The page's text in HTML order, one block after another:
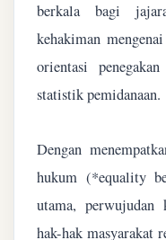
berkala bagi
kehakiman
orientasi
statistik pemidanaan.
Dengan
hukum (*equality
utama, perwujudan
hak-hak masyarakat